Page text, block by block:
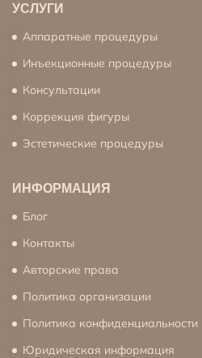
УСЛУГИ
Аппаратные процедуры
Инъекционные процедуры
Консультации
Коррекция фигуры
Эстетические процедуры
ИНФОРМАЦИЯ
Блог
Контакты
Авторские права
Политика организации
Политика конфиденциальности
Юридическая информация